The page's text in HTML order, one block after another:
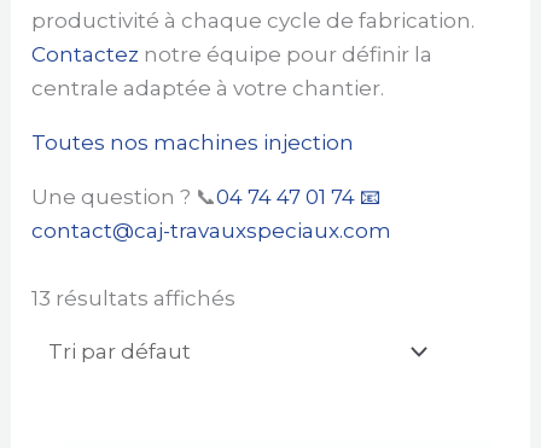
productivité à chaque cycle de fabrication.
Contactez notre équipe pour définir la
centrale adaptée à votre chantier.
Toutes nos machines injection
Une question ? 📞04 74 47 01 74 📧
contact@caj-travauxspeciaux.com
13 résultats affichés